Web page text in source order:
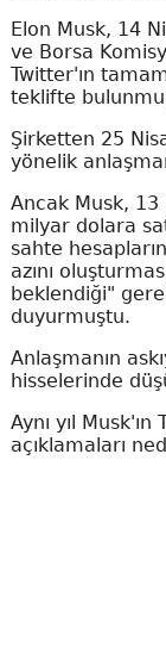
Elon Musk, 14
ve Borsa
Twitter'ın
teklifte
Şirketten 25
yönelik
Ancak Musk, 13
milyar dolara
sahte
azını
beklendiği"
duyurmuştu.
Anlaşmanın
hisselerinde
Aynı yıl
açıklamaları